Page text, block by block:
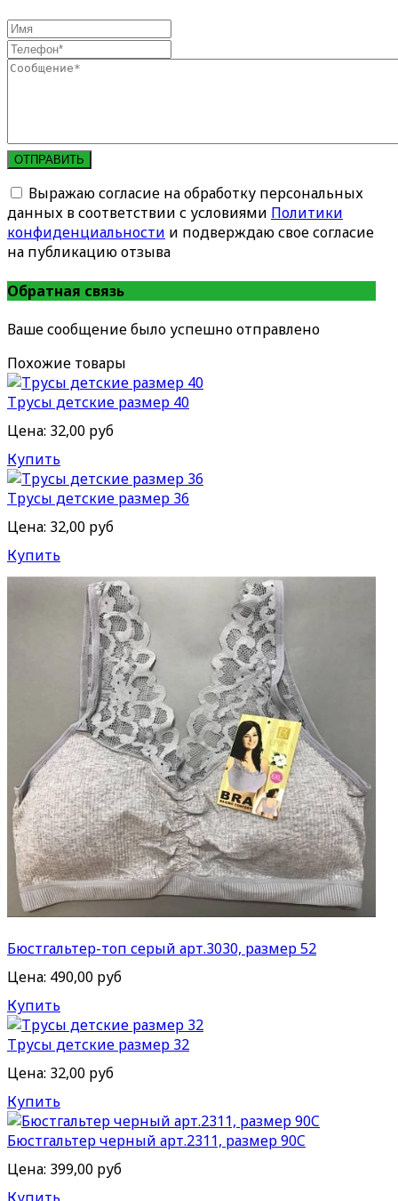
ОТПРАВИТЬ
Выражаю согласие на обработку персональных
данных в соответствии с условиями Политики
конфиденциальности и подверждаю свое согласие
на публикацию отзыва
Обратная связь
Ваше сообщение было успешно отправлено
Похожие товары
Трусы детские размер 40
Цена: 32,00 руб
Купить
Трусы детские размер 36
Цена: 32,00 руб
Купить
Бюстгальтер-топ серый арт.3030, размер 52
Цена: 490,00 руб
Купить
Трусы детские размер 32
Цена: 32,00 руб
Купить
Бюстгальтер черный арт.2311, размер 90C
Цена: 399,00 руб
Купить